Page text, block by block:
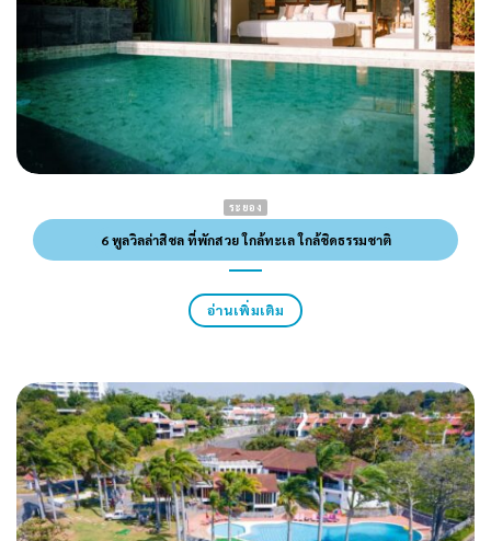
ระยอง
6 พูลวิลล่าสิชล ที่พักสวย ใกล้ทะเล ใกล้ชิดธรรมชาติ
อ่านเพิ่มเติม